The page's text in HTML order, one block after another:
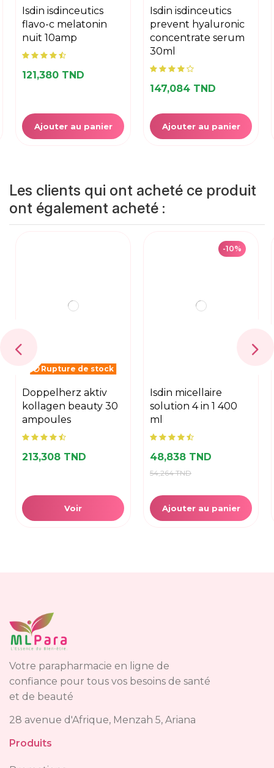
flavo-c melatonin
nuit 10amp
121,380 TND
Ajouter au panier
prevent hyaluronic
concentrate serum
30ml
147,084 TND
Ajouter au panier
Les clients qui ont acheté ce produit
ont également acheté :
Rupture de stock
doppelherz aktiv
kollagen beauty 30
ampoules
213,308 TND
Voir
-10%
isdin micellaire
solution 4 in 1 400
ml
48,838 TND
54,264 TND
Ajouter au panier
Votre parapharmacie en ligne de
confiance pour tous vos besoins de santé
et de beauté
28 avenue d'Afrique, Menzah 5, Ariana
Produits